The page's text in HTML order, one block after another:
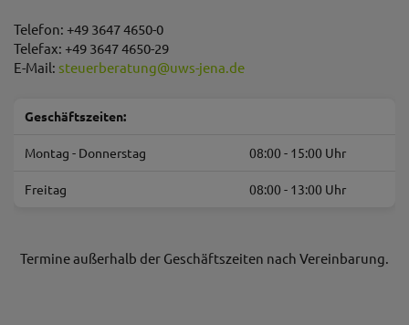
Telefon: +49 3647 4650-0
Telefax: +49 3647 4650-29
E-Mail: steuerberatung@uws-jena.de
Geschäftszeiten:
Montag - Donnerstag 08:00 - 15:00 Uhr
Freitag 08:00 - 13:00 Uhr
Termine außerhalb der Geschäftszeiten nach Vereinbarung.